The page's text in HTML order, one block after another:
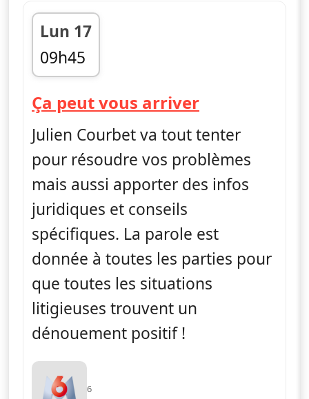
Lun 17
09h45
fin 11h30
Ça peut vous arriver— Ça peut
Julien Courbet va tout tenter
pour résoudre vos problèmes
mais aussi apporter des infos
juridiques et conseils
spécifiques. La parole est
donnée à toutes les parties pour
que toutes les situations
litigieuses trouvent un
dénouement positif !
6